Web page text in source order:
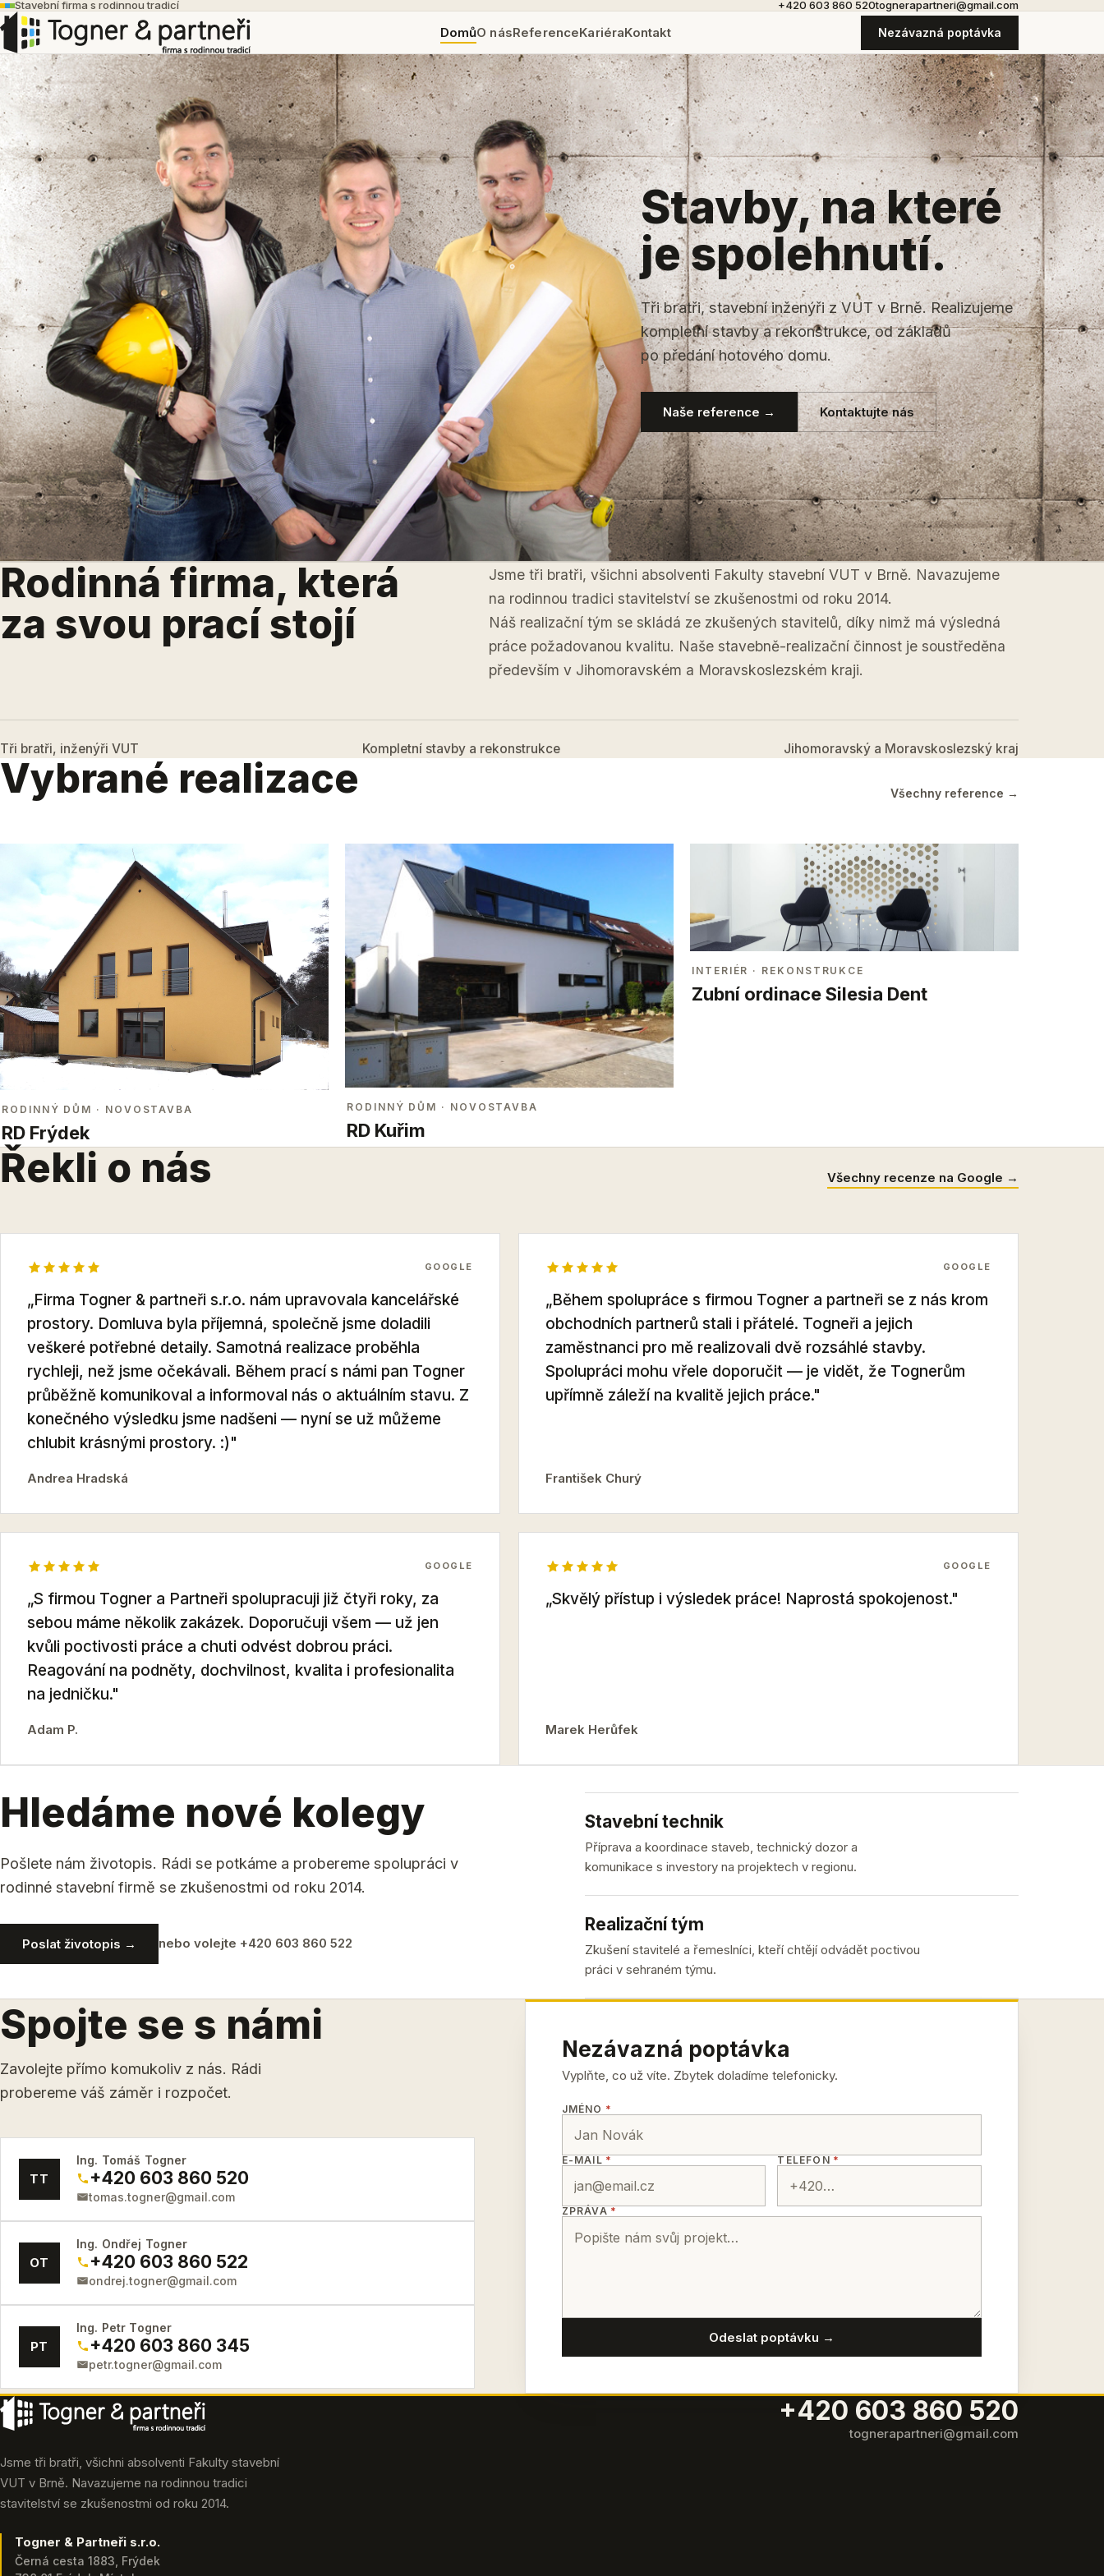
Stavební firma s rodinnou tradicí +420 603 860 520tognerapartneri@gmail.com
DomůO násReferenceKariéraKontakt Nezávazná poptávka
Stavby, na které
je spolehnutí.
Tři bratři, stavební inženýři z VUT v Brně. Realizujeme
kompletní stavby a rekonstrukce, od základů
po předání hotového domu.
Naše reference → Kontaktujte nás
Rodinná firma, která
za svou prací stojí
Jsme tři bratři, všichni absolventi Fakulty stavební VUT v Brně. Navazujeme
na rodinnou tradici stavitelství se zkušenostmi od roku 2014.
Náš realizační tým se skládá ze zkušených stavitelů, díky nimž má výsledná
práce požadovanou kvalitu. Naše stavebně-realizační činnost je soustředěna
především v Jihomoravském a Moravskoslezském kraji.
Tři bratři, inženýři VUT Kompletní stavby a rekonstrukce Jihomoravský a Moravskoslezský kraj
Vybrané realizace Všechny reference →
RODINNÝ DŮM · NOVOSTAVBA
RD Frýdek
RODINNÝ DŮM · NOVOSTAVBA
RD Kuřim
INTERIÉR · REKONSTRUKCE
Zubní ordinace Silesia Dent
Řekli o nás Všechny recenze na Google →
GOOGLE
„Firma Togner & partneři s.r.o. nám upravovala kancelářské
prostory. Domluva byla příjemná, společně jsme doladili
veškeré potřebné detaily. Samotná realizace proběhla
rychleji, než jsme očekávali. Během prací s námi pan Togner
průběžně komunikoval a informoval nás o aktuálním stavu. Z
konečného výsledku jsme nadšeni — nyní se už můžeme
chlubit krásnými prostory. :)"
Andrea Hradská
GOOGLE
„Během spolupráce s firmou Togner a partneři se z nás krom
obchodních partnerů stali i přátelé. Togneři a jejich
zaměstnanci pro mě realizovali dvě rozsáhlé stavby.
Spolupráci mohu vřele doporučit — je vidět, že Tognerům
upřímně záleží na kvalitě jejich práce."
František Churý
GOOGLE
„S firmou Togner a Partneři spolupracuji již čtyři roky, za
sebou máme několik zakázek. Doporučuji všem — už jen
kvůli poctivosti práce a chuti odvést dobrou práci.
Reagování na podněty, dochvilnost, kvalita i profesionalita
na jedničku."
Adam P.
GOOGLE
„Skvělý přístup i výsledek práce! Naprostá spokojenost."
Marek Herůfek
Hledáme nové kolegy
Pošlete nám životopis. Rádi se potkáme a probereme spolupráci v
rodinné stavební firmě se zkušenostmi od roku 2014.
Poslat životopis → nebo volejte +420 603 860 522
Stavební technik
Příprava a koordinace staveb, technický dozor a
komunikace s investory na projektech v regionu.
Realizační tým
Zkušení stavitelé a řemeslníci, kteří chtějí odvádět poctivou
práci v sehraném týmu.
Spojte se s námi
Zavolejte přímo komukoliv z nás. Rádi
probereme váš záměr i rozpočet.
TT
Ing. Tomáš Togner
+420 603 860 520
tomas.togner@gmail.com
OT
Ing. Ondřej Togner
+420 603 860 522
ondrej.togner@gmail.com
PT
Ing. Petr Togner
+420 603 860 345
petr.togner@gmail.com
Nezávazná poptávka
Vyplňte, co už víte. Zbytek doladíme telefonicky.
JMÉNO *
E-MAIL * TELEFON *
ZPRÁVA *
Odeslat poptávku →
Jsme tři bratři, všichni absolventi Fakulty stavební
VUT v Brně. Navazujeme na rodinnou tradici
stavitelství se zkušenostmi od roku 2014.
Togner & Partneři s.r.o.
Černá cesta 1883, Frýdek
+420 603 860 520
tognerapartneri@gmail.com